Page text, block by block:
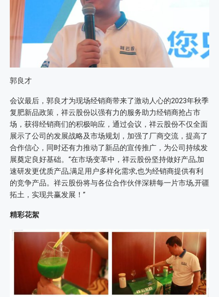
郭良才
会议最后，郭良才为现场经销商带来了激动人心的2023年秋季
复肥新品政策，祥云股份以强有力的服务助力经销商抢占市
场，获得经销商们的积极响应，通过会议，祥云股份不仅全面
展示了公司的发展战略及市场规划，加强了厂商交流，提高了
合作信心，同时还有力推动了新品的宣传推广，为公司持续发
展奠定良好基础。“在市场变革中，祥云股份坚持做好产品,加
速研发更优质产品,满足用户多样化需求,也为经销商提供有利
的竞争产品。祥云股份将与各位合作伙伴深耕每一片市场,开疆
拓土，实现共赢发展！”
精彩花絮